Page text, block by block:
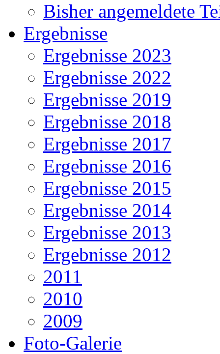
Bisher angemeldete
Ergebnisse
Ergebnisse 2023
Ergebnisse 2022
Ergebnisse 2019
Ergebnisse 2018
Ergebnisse 2017
Ergebnisse 2016
Ergebnisse 2015
Ergebnisse 2014
Ergebnisse 2013
Ergebnisse 2012
2011
2010
2009
Foto-Galerie